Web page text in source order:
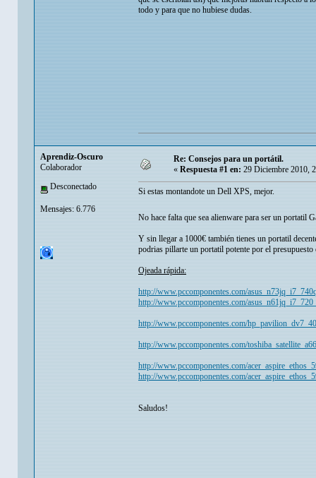
todo y para que no hubiese dudas.
Aprendiz-Oscuro
Colaborador
Desconectado
Mensajes: 6.776
Re: Consejos para un portátil.
« Respuesta #1 en: 29 Diciembre 2010,
Si estas montandote un Dell XPS, mejor.
No hace falta que sea alienware para ser un portatil
Y sin llegar a 1000€ también tienes un portatil
podrias pillarte un portatil potente por el
Ojeada rápida:
http://www.pccomponentes.com/
http://www.pccomponentes.com/
http://www.pccomponentes.com/
http://www.pccomponentes.com/
http://www.pccomponentes.com/
http://www.pccomponentes.com/
Saludos!